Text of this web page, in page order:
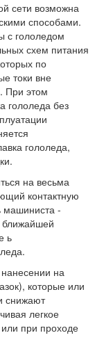
сети возможна
способами.
с гололедом
схем питания
по
токи вне
При этом
гололеда без
гололеда,
на весьма
контактную
машиниста -
ь
на
которые или
снижают
легкое
при проходе